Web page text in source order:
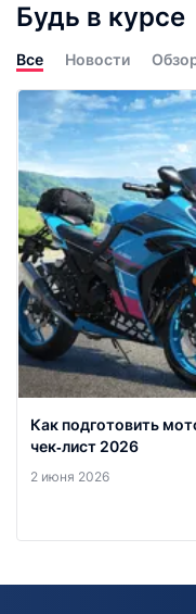
Будь в курсе
Все Новости
Как подготовить
чек‑лист 2026
2 июня 2026